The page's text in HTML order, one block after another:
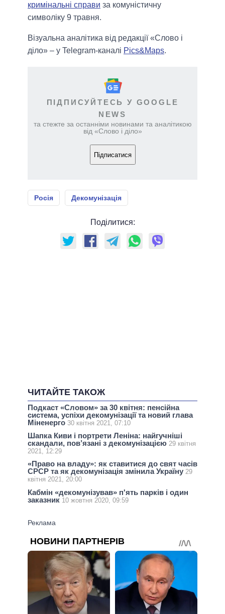
кримінальні справи за комуністичну
символіку 9 травня.
Візуальна аналітика від редакції «Слово і
діло» – у Telegram-каналі Pics&Maps.
ПІДПИСУЙТЕСЬ У GOOGLE
NEWS
та стежте за останніми новинами та аналітикою
від «Слово і діло»
Підписатися
Росія Декомунізація
Поділитися:
ЧИТАЙТЕ ТАКОЖ
Подкаст «Словом» за 30 квітня: пенсійна
система, успіхи декомунізації та новий глава
Міненерго 30 квітня 2021, 07:10
Шапка Киви і портрети Леніна: найгучніші
скандали, пов’язані з декомунізацією 29 квітня
2021, 12:29
«Право на владу»: як ставитися до свят часів
СРСР та як декомунізація змінила Україну 29
квітня 2021, 20:00
Кабмін «декомунізував» п'ять парків і один
заказник 10 жовтня 2020, 09:59